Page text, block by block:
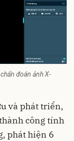
đoán ảnh X-
và phát triển,
công tính
phát hiện 6